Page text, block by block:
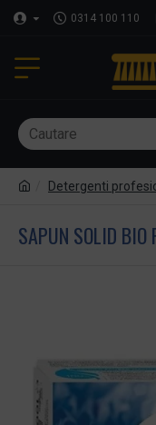
0314 100 110
Detergenti
SAPUN SOLID BIO